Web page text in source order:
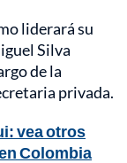
liderará su
Silva
de la
privada.
vea otros
Colombia